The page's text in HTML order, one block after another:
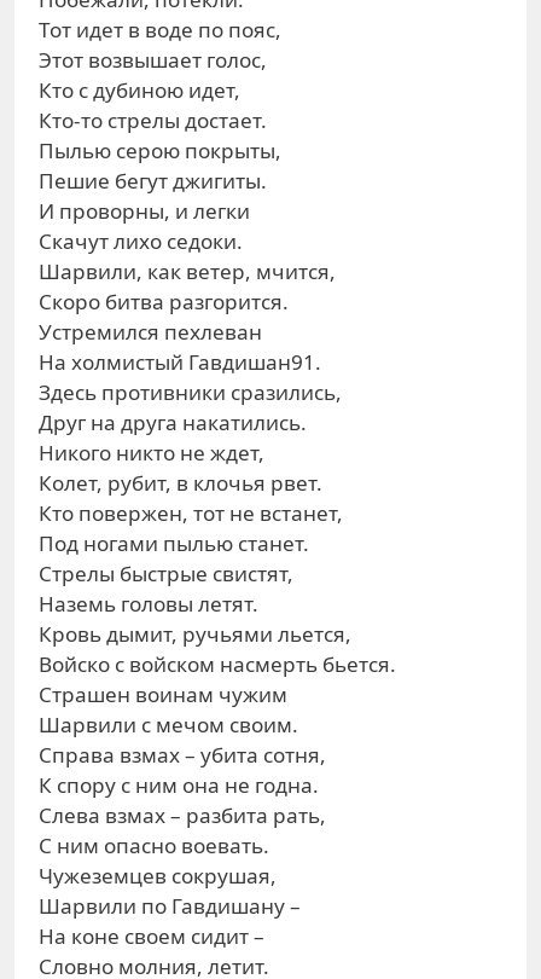
Тот идет в воде по пояс,
Этот возвышает голос,
Кто с дубиною идет,
Кто-то стрелы достает.
Пылью серою покрыты,
Пешие бегут джигиты.
И проворны, и легки
Скачут лихо седоки.
Шарвили, как ветер, мчится,
Скоро битва разгорится.
Устремился пехлеван
На холмистый Гавдишан91.
Здесь противники сразились,
Друг на друга накатились.
Никого никто не ждет,
Колет, рубит, в клочья рвет.
Кто повержен, тот не встанет,
Под ногами пылью станет.
Стрелы быстрые свистят,
Наземь головы летят.
Кровь дымит, ручьями льется,
Войско с войском насмерть бьется.
Страшен воинам чужим
Шарвили с мечом своим.
Справа взмах – убита сотня,
К спору с ним она не годна.
Слева взмах – разбита рать,
С ним опасно воевать.
Чужеземцев сокрушая,
Шарвили по Гавдишану –
На коне своем сидит –
Словно молния, летит.